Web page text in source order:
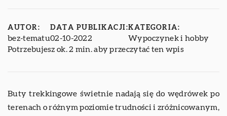
AUTOR:
bez-tematu
DATA PUBLIKACJI:
02-10-2022
KATEGORIA:
Wypoczynek i hobby
Potrzebujesz ok. 2 min. aby przeczytać ten wpis
Buty trekkingowe świetnie nadają się do wędrówek po
terenach o różnym poziomie trudności i zróżnicowanym,